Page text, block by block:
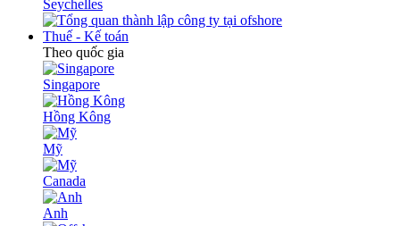
Seychelles
Thuế - Kế toán
Theo quốc gia
Singapore
Hồng Kông
Mỹ
Canada
Anh